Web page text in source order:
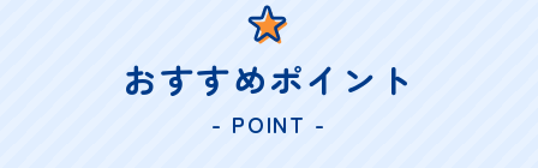
おすすめポイント
- POINT -